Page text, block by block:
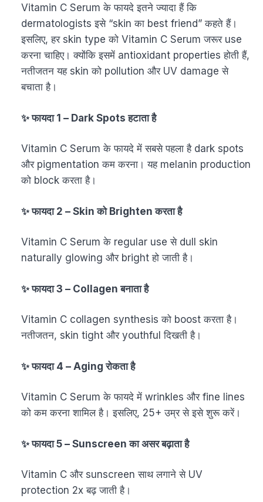
Vitamin C Serum के फायदे इतने ज्यादा हैं कि
dermatologists इसे “skin का best friend” कहते हैं।
इसलिए, हर skin type को Vitamin C Serum जरूर use
करना चाहिए। क्योंकि इसमें antioxidant properties होती हैं,
नतीजतन यह skin को pollution और UV damage से
बचाता है।
✨ फायदा 1 – Dark Spots हटाता है
Vitamin C Serum के फायदे में सबसे पहला है dark spots
और pigmentation कम करना। यह melanin production
को block करता है।
✨ फायदा 2 – Skin को Brighten करता है
Vitamin C Serum के regular use से dull skin
naturally glowing और bright हो जाती है।
✨ फायदा 3 – Collagen बनाता है
Vitamin C collagen synthesis को boost करता है।
नतीजतन, skin tight और youthful दिखती है।
✨ फायदा 4 – Aging रोकता है
Vitamin C Serum के फायदे में wrinkles और fine lines
को कम करना शामिल है। इसलिए, 25+ उम्र से इसे शुरू करें।
✨ फायदा 5 – Sunscreen का असर बढ़ाता है
Vitamin C और sunscreen साथ लगाने से UV
protection 2x बढ़ जाती है।